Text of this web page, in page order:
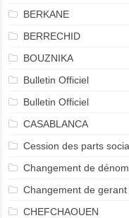
BERKANE
BERRECHID
BOUZNIKA
Bulletin Officiel
Bulletin Officiel
CASABLANCA
Cession des parts
Changement de
Changement de gerant
CHEFCHAOUEN